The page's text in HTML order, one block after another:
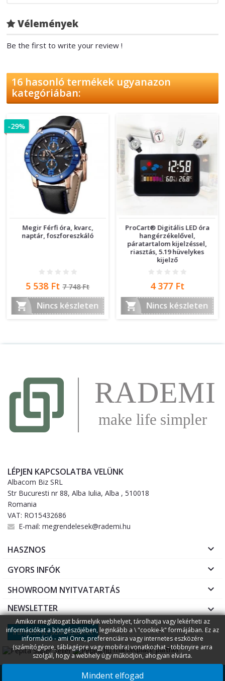
Vélemények
Be the first to write your review !
16 hasonló termékek ugyanazon
kategóriában:
Megir Férfi óra, kvarc,
naptár, foszforeszkáló
Ár
5 538 Ft Normál
ár
7 748 Ft
 Nincs készleten
-29%
ProCart® Digitális LED óra
hangérzékelővel,
páratartalom kijelzéssel,
riasztás, 5.19 hüvelykes
kijelző
Ár
4 377 Ft

Nincs készleten
LÉPJEN KAPCSOLATBA VELÜNK
Albacom Biz SRL
Str Bucuresti nr 88, Alba Iulia, Alba , 510018
Romania
VAT: RO15432686
E-mail: megrendelesek@rademi.hu
HASZNOS 
GYORS INFÓK 
SHOWROOM NYITVATARTÁS 
NEWSLETTER 
Irányítsd az adatvédelmet
marketplace partner
Rademi.hu Fogyasztóvédelem
Amikor meglátogat bármelyik webhelyet, tárolhatja vagy lekérheti az
információkat a böngészőjében, leginkább a \ "cookie-k" formájában. Ez az
információ - ami Önre, preferenciáira vagy internetes eszközére
(számítógépre, táblagépre vagy mobilra) vonatkozhat - többnyire arra
szolgál, hogy a webhely úgy működjön, ahogyan elvárta.
Mindent elfogad